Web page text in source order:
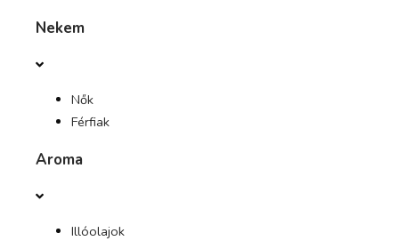
Nekem
Nők
Férfiak
Aroma
Illóolajok